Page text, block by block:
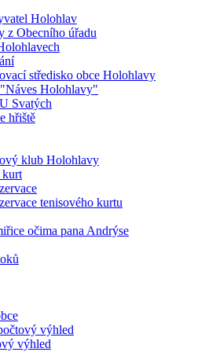
Holohlav
z Obecního úřadu
středisko obce Holohlavy
Holohlavy"
Svatých
hřiště
klub Holohlavy
kurt
tenisového kurtu
očima pana Andrýse
výhled
výhled